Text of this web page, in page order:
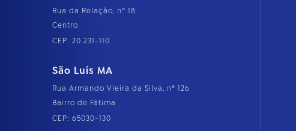
Rua da Relação, nº 18
Centro
CEP: 20.231-110
São Luís MA
Rua Armando Vieira da Silva, nº 126
Bairro de Fátima
CEP: 65030-130